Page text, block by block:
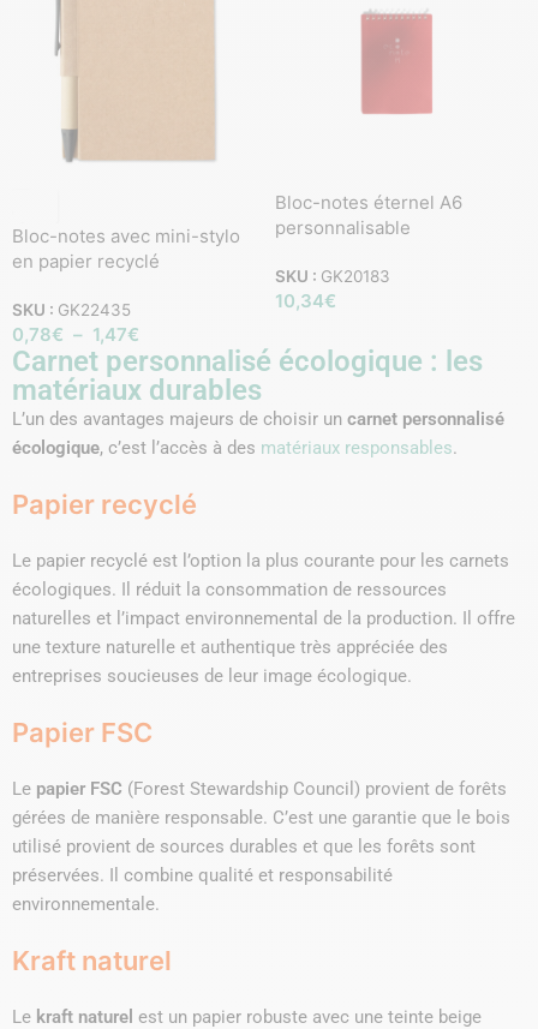
Bloc-notes avec mini-stylo
en papier recyclé
SKU : GK22435
0,78€ – 1,47€
Bloc-notes éternel A6
personnalisable
SKU : GK20183
10,34€
Carnet personnalisé écologique : les
matériaux durables
L’un des avantages majeurs de choisir un carnet personnalisé
écologique, c’est l’accès à des matériaux responsables.
Papier recyclé
Le papier recyclé est l’option la plus courante pour les carnets
écologiques. Il réduit la consommation de ressources
naturelles et l’impact environnemental de la production. Il offre
une texture naturelle et authentique très appréciée des
entreprises soucieuses de leur image écologique.
Papier FSC
Le papier FSC (Forest Stewardship Council) provient de forêts
gérées de manière responsable. C’est une garantie que le bois
utilisé provient de sources durables et que les forêts sont
préservées. Il combine qualité et responsabilité
environnementale.
Kraft naturel
Le kraft naturel est un papier robuste avec une teinte beige